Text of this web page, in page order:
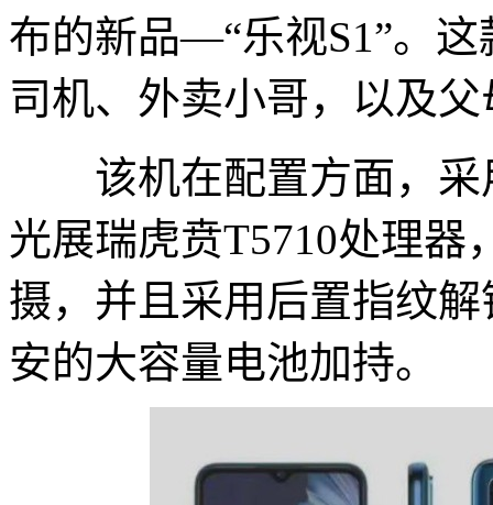
布的新品—“乐视S1”。
司机、外卖小哥，以及
该机在配置方面，采
光展瑞虎贲T5710处理器
摄，并且采用后置指纹
安的大容量电池加持。